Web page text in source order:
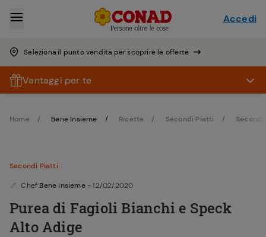
Seleziona il punto vendita per scoprire le offerte
Accedi
Vantaggi per te
Home Bene Insieme Ricette Secondi Piatti
Secondi Piatti
Chef Bene Insieme - 12/02/2020
Purea di Fagioli Bianchi e Speck
Alto Adige